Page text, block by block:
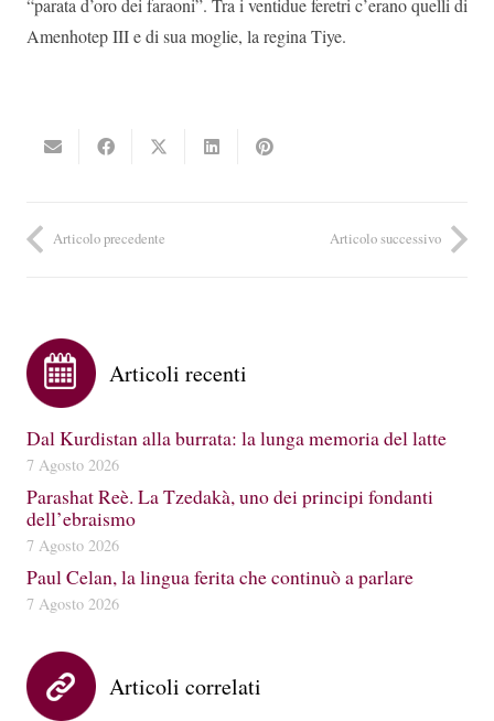
“parata d’oro dei faraoni”. Tra i ventidue feretri c’erano quelli di
Amenhotep III e di sua moglie, la regina Tiye.
Articolo precedente Articolo successivo
Articoli recenti
Dal Kurdistan alla burrata: la lunga memoria del latte
7 Agosto 2026
Parashat Reè. La Tzedakà, uno dei principi fondanti
dell’ebraismo
7 Agosto 2026
Paul Celan, la lingua ferita che continuò a parlare
7 Agosto 2026
Articoli correlati